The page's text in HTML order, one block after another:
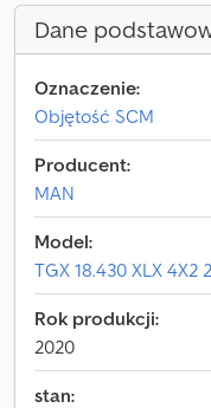
Dane
Oznaczenie:
Objętość SCM
Producent:
MAN
Model:
TGX 18.430 XLX 4X2
Rok produkcji:
2020
stan: